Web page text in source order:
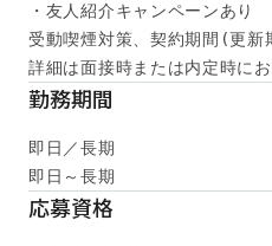
・友人紹介キャンペーンあり
受動喫煙対策、契約期間(更
詳細は面接時または内定時にお
勤務期間
即日／長期
即日～長期
応募資格